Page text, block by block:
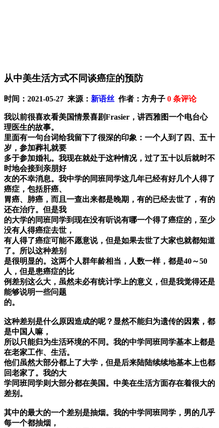
从中美生活方式不同谈癌症的预防
时间：2021-05-27 来源： 新语丝 作者：方舟子 0 条评论
我以前很喜欢看美国情景喜剧Frasier，讲西雅图一个电台心
理医生的故事。
里面有一句台词给我留下了很深的印象：一个人到了四、五十
岁，参加葬礼就要
多于参加婚礼。我现在就处于这种情况，过了五十以后就时不
时地会接到亲朋好
友的不幸消息。我中学的同班同学这几年已经有好几个人得了
癌症，包括肝癌、
胃癌、肺癌，而且一查出来都是晚期，有的已经去世了，有的
还在治疗。但是我
的大学的同班同学到现在没有听说有哪一个得了癌症的，至少
没有人得癌症去世，
有人得了癌症可能不愿意说，但是如果去世了大家也就都知道
了。所以这种差别
是很明显的。这两个人群年龄相当，人数一样，都是40～50
人，但是患癌症的比
例差别这么大，虽然未必有统计学上的意义，但是我觉得还是
能够说明一些问题
的。
这种差别是什么原因造成的呢？显然不能归为遗传的因素，都
是中国人嘛，
所以只能归为生活环境的不同。我的中学同班同学基本上都是
在老家工作、生活。
他们虽然大部分都上了大学，但是后来陆陆续续地基本上也都
回老家了。我的大
学同班同学则大部分都在美国。中美在生活方面存在着很大的
差别。
其中的最大的一个差别是抽烟。我的中学同班同学，男的几乎
每一个都抽烟，